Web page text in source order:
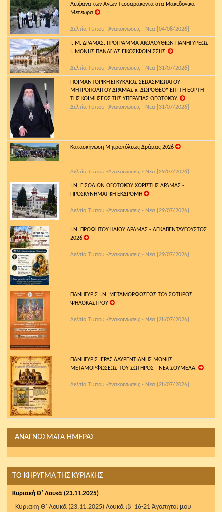
Λείψανα των Αγίων Τεσσαράκοντα στα Μακεδονικά
Μετέωρα
Δελτία Τύπου -Ἀνακοινώσεις - Νέα [04/08/2026]
Ι. Μ. ΔΡΑΜΑΣ. ΠΡΟΓΡΑΜΜΑ ΑΚΟΛΟΥΘΙΩΝ ΠΑΝΗΓΥΡΕΩΣ
Ι. ΜΟΝΗΣ ΠΑΝΑΓΙΑΣ ΕΙΚΟΣΙΦΟΙΝΙΣΣΗΣ.
Δελτία Τύπου -Ἀνακοινώσεις - Νέα [31/07/2026]
ΠΟΙΜΑΝΤΟΡΙΚΗ ΕΓΚΥΚΛΙΟΣ ΣΕΒΑΣΜΙΩΤΑΤΟΥ
ΜΗΤΡΟΠΟΛΙΤΟΥ ΔΡΑΜΑΣ κ. ΔΩΡΟΘΕΟΥ ΕΠΙ ΤΗ ΕΟΡΤΗ
ΤΗΣ ΚΟΙΜΗΣΕΩΣ ΤΗΣ ΥΠΕΡΑΓΙΑΣ ΘΕΟΤΟΚΟΥ.
Δελτία Τύπου -Ἀνακοινώσεις - Νέα [31/07/2026]
Κατασκήνωση Μητροπόλεως Δράμας 2026
Δελτία Τύπου -Ἀνακοινώσεις - Νέα [29/07/2026]
Ι.Ν. ΕΙΣΟΔΙΩΝ ΘΕΟΤΟΚΟΥ ΧΩΡΙΣΤΗΣ ΔΡΑΜΑΣ -
ΠΡΟΣΚΥΝΗΜΑΤΙΚΗ ΕΚΔΡΟΜΗ
Δελτία Τύπου -Ἀνακοινώσεις - Νέα [29/07/2026]
Ι.Ν. ΠΡΟΦΗΤΟΥ ΗΛΙΟΥ ΔΡΑΜΑΣ - ΔΕΚΑΠΕΝΤΑΥΓΟΥΣΤΟΣ
2026
Δελτία Τύπου -Ἀνακοινώσεις - Νέα [29/07/2026]
ΠΑΝΗΓΥΡΙΣ Ι.Ν. ΜΕΤΑΜΟΡΦΩΣΕΩΣ ΤΟΥ ΣΩΤΗΡΟΣ
ΨΗΛΟΚΑΣΤΡΟΥ
Δελτία Τύπου -Ἀνακοινώσεις - Νέα [28/07/2026]
ΠΑΝΗΓΥΡΙΣ ΙΕΡΑΣ ΛΑΥΡΕΝΤΙΑΝΗΣ ΜΟΝΗΣ
ΜΕΤΑΜΟΡΦΩΣΕΩΣ ΤΟΥ ΣΩΤΗΡΟΣ - ΝΕΑ ΣΟΥΜΕΛΑ.
Δελτία Τύπου -Ἀνακοινώσεις - Νέα [28/07/2026]
ΑΝΑΓΝΩΣΜΑΤΑ ΗΜΕΡΑΣ
ΤΟ ΚΗΡΥΓΜΑ ΤΗΣ ΚΥΡΙΑΚΗΣ
Κυριακή Θ΄ Λουκᾶ (23.11.2025)
Κυριακή Θ΄ Λουκᾶ (23.11.2025) Λουκᾶ ιβ΄ 16-21 Ἀγαπητοί μου